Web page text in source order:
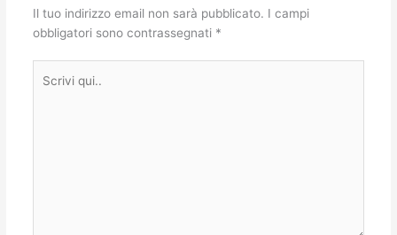
Il tuo indirizzo email non sarà pubblicato. I campi
obbligatori sono contrassegnati *
qui..